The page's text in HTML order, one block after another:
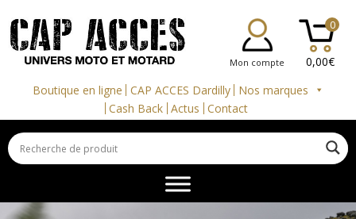
Mon compte 0,00€
0
Boutique en ligne CAP ACCES Dardilly
Nos marques
Cash Back Actus Contact